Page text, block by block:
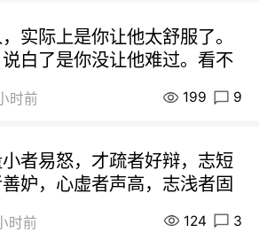
实际上是你让他太舒服了。
白了是你没让他难过。看不
时前 199 9
者易怒，才疏者好辩，志短
妒，心虚者声高，志浅者固
时前 124 3